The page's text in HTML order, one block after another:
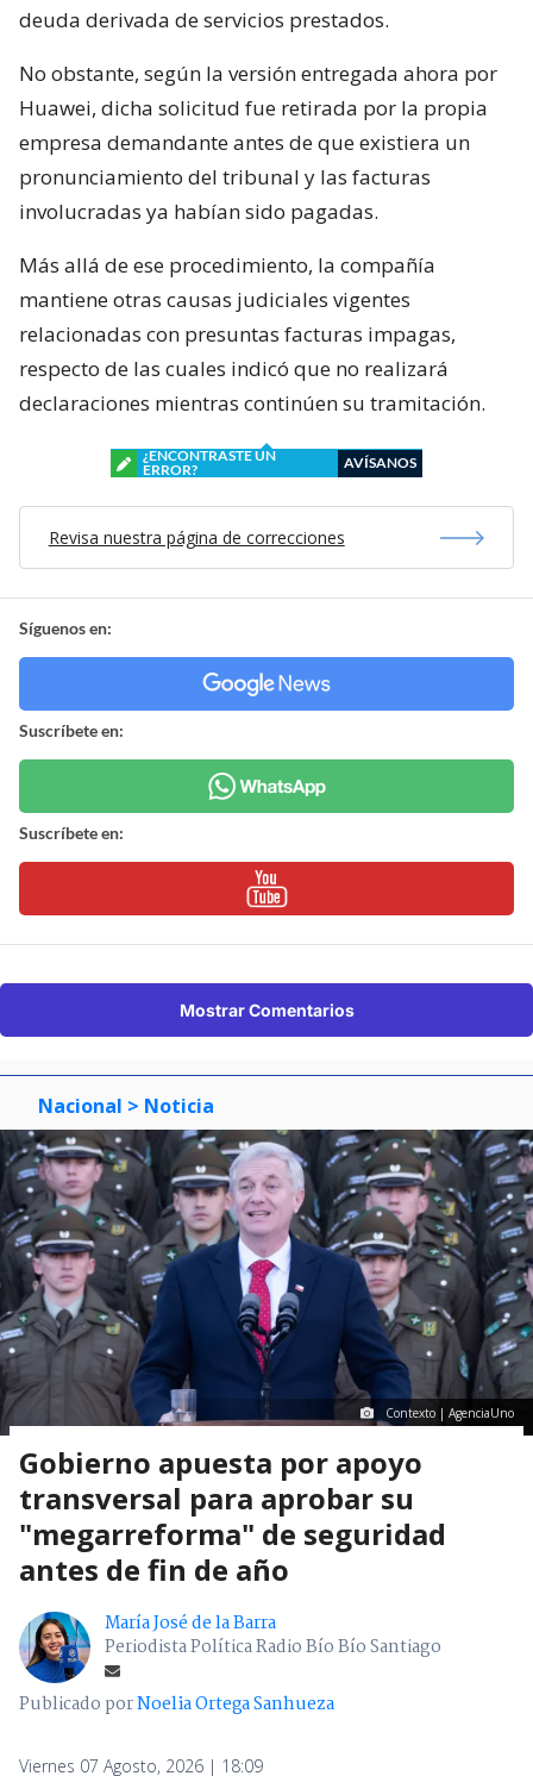
deuda derivada de servicios prestados.
No obstante, según la versión entregada ahora por
Huawei, dicha solicitud fue retirada por la propia
empresa demandante antes de que existiera un
pronunciamiento del tribunal y las facturas
involucradas ya habían sido pagadas.
Más allá de ese procedimiento, la compañía
mantiene otras causas judiciales vigentes
relacionadas con presuntas facturas impagas,
respecto de las cuales indicó que no realizará
declaraciones mientras continúen su tramitación.
¿ENCONTRASTE UN
ERROR?
AVÍSANOS
Revisa nuestra página de correcciones
Síguenos en:
Suscríbete en:
Suscríbete en:
Mostrar Comentarios
Nacional > Noticia
Contexto | AgenciaUno
Gobierno apuesta por apoyo
transversal para aprobar su
"megarreforma" de seguridad
antes de fin de año
María José de la Barra
Periodista Política Radio Bío Bío Santiago
Publicado porNoelia Ortega Sanhueza
Viernes 07 Agosto, 2026 | 18:09